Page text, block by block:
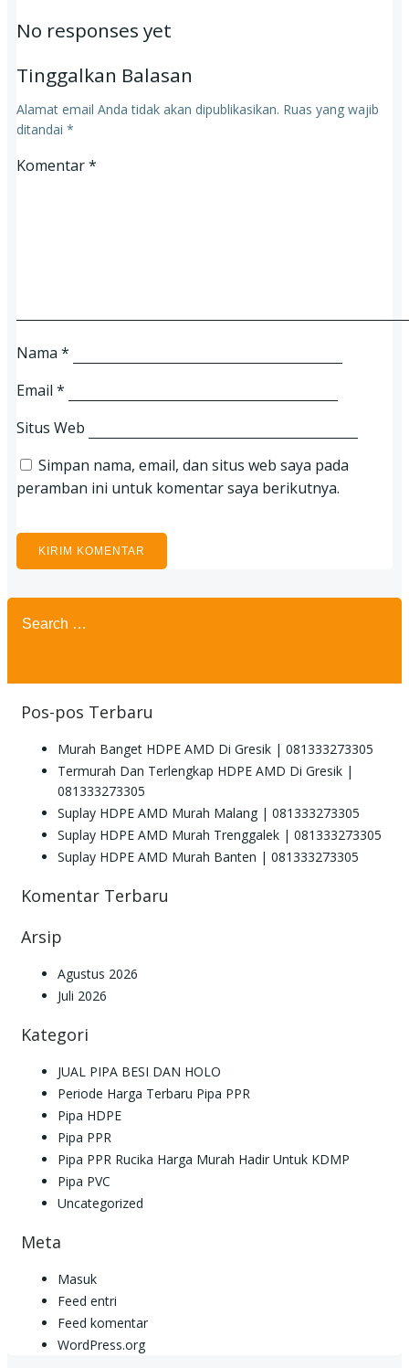
No responses yet
Tinggalkan Balasan
Alamat email Anda tidak akan dipublikasikan. Ruas yang wajib
ditandai *
Komentar*
Nama *
Email *
Situs Web
Simpan nama, email, dan situs web saya pada
peramban ini untuk komentar saya berikutnya.
Search
for:
Pos-pos Terbaru
Murah Banget HDPE AMD Di Gresik | 081333273305
Termurah Dan Terlengkap HDPE AMD Di Gresik |
081333273305
Suplay HDPE AMD Murah Malang | 081333273305
Suplay HDPE AMD Murah Trenggalek | 081333273305
Suplay HDPE AMD Murah Banten | 081333273305
Komentar Terbaru
Arsip
Agustus 2026
Juli 2026
Kategori
JUAL PIPA BESI DAN HOLO
Periode Harga Terbaru Pipa PPR
Pipa HDPE
Pipa PPR
Pipa PPR Rucika Harga Murah Hadir Untuk KDMP
Pipa PVC
Uncategorized
Meta
Masuk
Feed entri
Feed komentar
WordPress.org